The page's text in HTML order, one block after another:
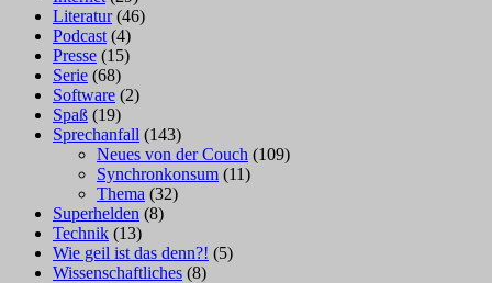
Literatur(46)
Podcast (4)
Presse (15)
Serie (68)
Software (2)
Spaß (19)
Sprechanfall (143)
Neues von der Couch (109)
Synchronkonsum (11)
Thema (32)
Superhelden (8)
Technik (13)
Wie geil ist das denn?! (5)
Wissenschaftliches (8)